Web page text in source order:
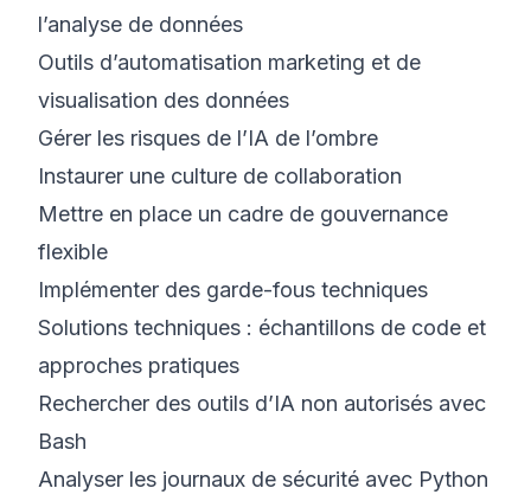
l’analyse de données
Outils d’automatisation marketing et de
visualisation des données
Gérer les risques de l’IA de l’ombre
Instaurer une culture de collaboration
Mettre en place un cadre de gouvernance
flexible
Implémenter des garde-fous techniques
Solutions techniques : échantillons de code et
approches pratiques
Rechercher des outils d’IA non autorisés avec
Bash
Analyser les journaux de sécurité avec Python